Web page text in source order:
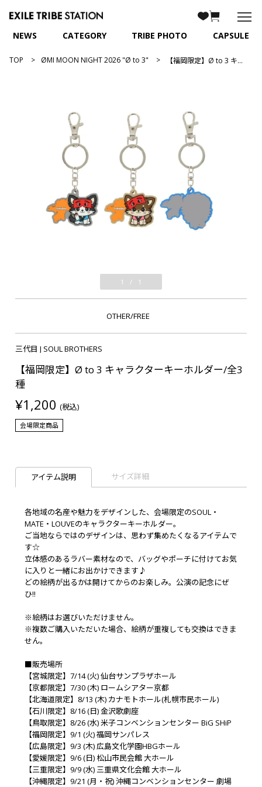
NEWS CATEGORY TRIBE PHOTO CAPSULE
TOP ØMI MOON NIGHT 2026 "Ø to 3" 【福岡限定】Ø to 3 キャラクターキーホルダー/全3種
1 / 1
OTHER/FREE
三代目 J SOUL BROTHERS
【福岡限定】Ø to 3 キャラクターキーホルダー/全3
種
¥1,200 (税込)
会場限定商品
アイテム説明 サイズ詳細
各地域の名産や魅力をデザインした、会場限定のSOUL・
MATE・LOUVEのキャラクターキーホルダー。
ご当地ならではのデザインは、思わず集めたくなるアイテムで
す☆
立体感のあるラバー素材なので、バッグやポーチに付けてお気
に入りと一緒にお出かけできます♪
どの絵柄が出るかは開けてからのお楽しみ。公演の記念にぜ
ひ!!
※絵柄はお選びいただけません。
※複数ご購入いただいた場合、絵柄が重複しても交換はできま
せん。
■販売場所
【宮城限定】7/14 (火) 仙台サンプラザホール
【京都限定】7/30 (木) ロームシアター京都
【北海道限定】8/13 (木) カナモトホール(札幌市民ホール)
【石川限定】8/16 (日) 金沢歌劇座
【鳥取限定】8/26 (水) 米子コンベンションセンター BiG SHiP
【福岡限定】9/1 (火) 福岡サンパレス
【広島限定】9/3 (木) 広島文化学園HBGホール
【愛媛限定】9/6 (日) 松山市民会館 大ホール
【三重限定】9/9 (水) 三重県文化会館 大ホール
【沖縄限定】9/21 (月・祝) 沖縄コンベンションセンター 劇場